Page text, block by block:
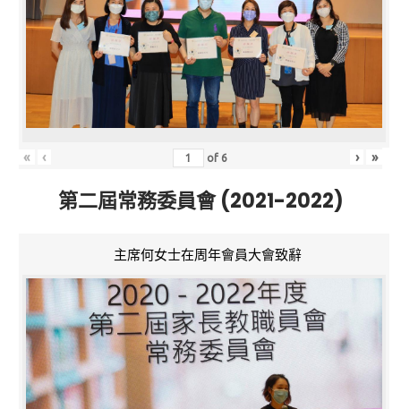
« ‹ of 6 › »
第二屆常務委員會 (2021-2022)
主席何女士在周年會員大會致辭